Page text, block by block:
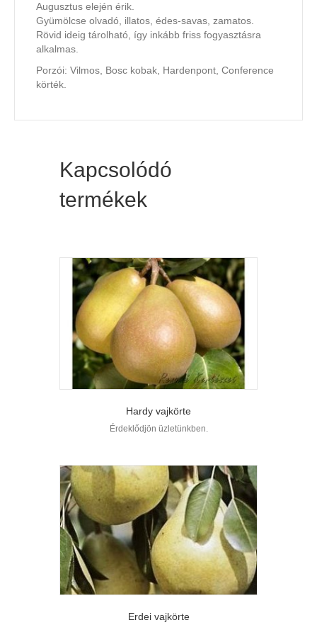
Augusztus elején érik.
Gyümölcse olvadó, illatos, édes-savas, zamatos.
Rövid ideig tárolható, így inkább friss fogyasztásra
alkalmas.
Porzói: Vilmos, Bosc kobak, Hardenpont, Conference
körték.
Kapcsolódó
termékek
Hardy vajkörte
Érdeklődjön üzletünkben.
Erdei vajkörte